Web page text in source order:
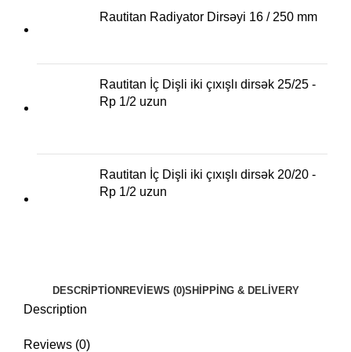
Rautitan Radiyator Dirsəyi 16 / 250 mm
Rautitan İç Dişli iki çıxışlı dirsək 25/25 -
Rp 1/2 uzun
Rautitan İç Dişli iki çıxışlı dirsək 20/20 -
Rp 1/2 uzun
DESCRIPTIONREVIEWS (0)SHIPPING & DELIVERY
Description
Reviews (0)